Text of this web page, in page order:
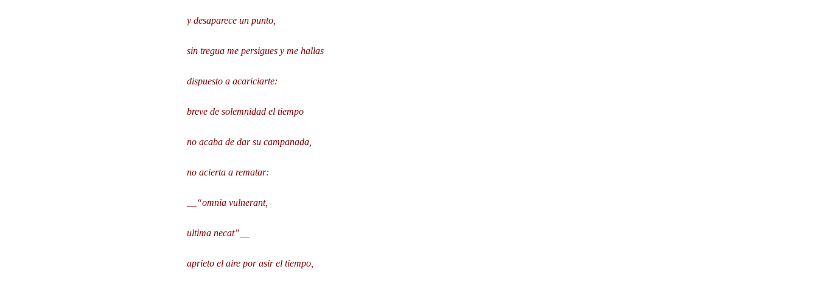
y desaparece un punto,
sin tregua me persigues y me hallas
dispuesto a acariciarte:
breve de solemnidad el tiempo
no acaba de dar su campanada,
no acierta a rematar:
__“omnia vulnerant,
ultima necat”__
aprieto el aire por asir el tiempo,